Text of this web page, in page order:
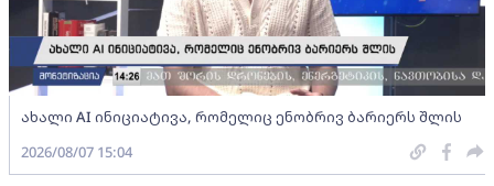
ახალი AI ინიციატივა, რომელიც ენობრივ ბარიერს შლის
2026/08/07 15:04